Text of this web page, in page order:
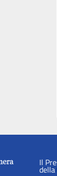
Il
della